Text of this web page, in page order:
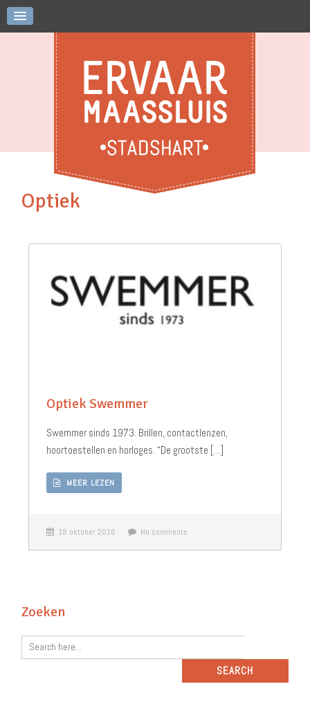
Optiek
Optiek Swemmer
Swemmer sinds 1973. Brillen, contactlenzen,
hoortoestellen en horloges. “De grootste […]
MEER LEZEN
18 oktober 2016 No comments
Zoeken